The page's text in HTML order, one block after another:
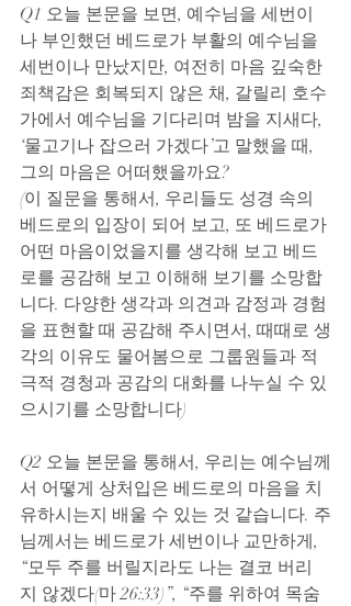
Q1 오늘 본문을 보면, 예수님을 세번이
나 부인했던 베드로가 부활의 예수님을
세번이나 만났지만, 여전히 마음 깊숙한
죄책감은 회복되지 않은 채, 갈릴리 호수
가에서 예수님을 기다리며 밤을 지새다,
‘물고기나 잡으러 가겠다’고 말했을 때,
그의 마음은 어떠했을까요?
(이 질문을 통해서, 우리들도 성경 속의
베드로의 입장이 되어 보고, 또 베드로가
어떤 마음이었을지를 생각해 보고 베드
로를 공감해 보고 이해해 보기를 소망합
니다. 다양한 생각과 의견과 감정과 경험
을 표현할 때 공감해 주시면서, 때때로 생
각의 이유도 물어봄으로 그룹원들과 적
극적 경청과 공감의 대화를 나누실 수 있
으시기를 소망합니다)
Q2 오늘 본문을 통해서, 우리는 예수님께
서 어떻게 상처입은 베드로의 마음을 치
유하시는지 배울 수 있는 것 같습니다. 주
님께서는 베드로가 세번이나 교만하게,
“모두 주를 버릴지라도 나는 결코 버리
지 않겠다(마 26:33)”, “주를 위하여 목숨